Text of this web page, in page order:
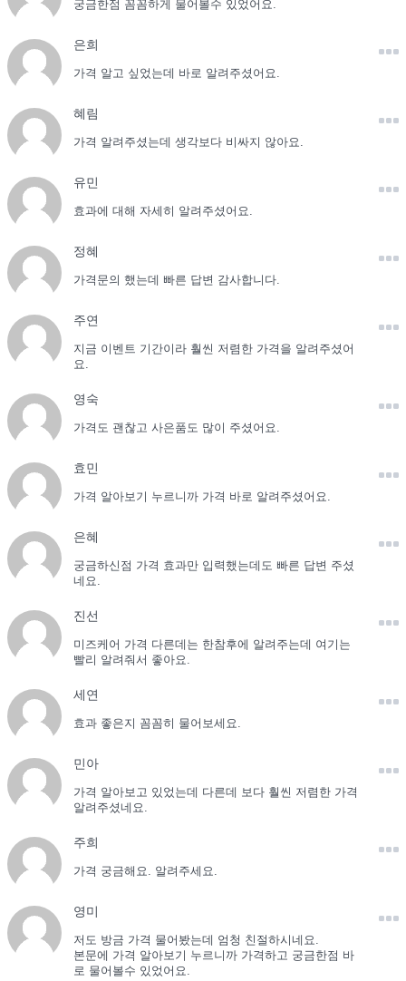
궁금한점 꼼꼼하게 물어볼수 있었어요.
은희
가격 알고 싶었는데 바로 알려주셨어요.
혜림
가격 알려주셨는데 생각보다 비싸지 않아요.
유민
효과에 대해 자세히 알려주셨어요.
정혜
가격문의 했는데 빠른 답변 감사합니다.
주연
지금 이벤트 기간이라 훨씬 저렴한 가격을 알려주셨어
요.
영숙
가격도 괜찮고 사은품도 많이 주셨어요.
효민
가격 알아보기 누르니까 가격 바로 알려주셨어요.
은혜
궁금하신점 가격 효과만 입력했는데도 빠른 답변 주셨
네요.
진선
미즈케어 가격 다른데는 한참후에 알려주는데 여기는
빨리 알려줘서 좋아요.
세연
효과 좋은지 꼼꼼히 물어보세요.
민아
가격 알아보고 있었는데 다른데 보다 훨씬 저렴한 가격
알려주셨네요.
주희
가격 궁금해요. 알려주세요.
영미
저도 방금 가격 물어봤는데 엄청 친절하시네요.
본문에 가격 알아보기 누르니까 가격하고 궁금한점 바
로 물어볼수 있었어요.